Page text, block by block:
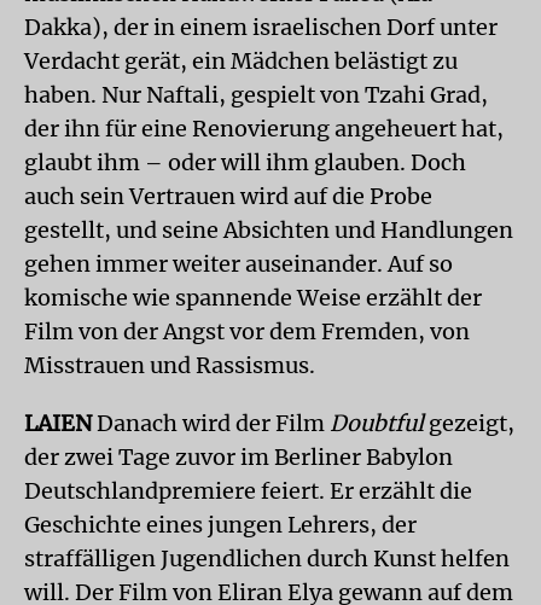
Dakka), der in einem israelischen Dorf unter
Verdacht gerät, ein Mädchen belästigt zu
haben. Nur Naftali, gespielt von Tzahi Grad,
der ihn für eine Renovierung angeheuert hat,
glaubt ihm – oder will ihm glauben. Doch
auch sein Vertrauen wird auf die Probe
gestellt, und seine Absichten und Handlungen
gehen immer weiter auseinander. Auf so
komische wie spannende Weise erzählt der
Film von der Angst vor dem Fremden, von
Misstrauen und Rassismus.
LAIENDanach wird der Film Doubtfulgezeigt,
der zwei Tage zuvor im Berliner Babylon
Deutschlandpremiere feiert. Er erzählt die
Geschichte eines jungen Lehrers, der
straffälligen Jugendlichen durch Kunst helfen
will. Der Film von Eliran Elya gewann auf dem